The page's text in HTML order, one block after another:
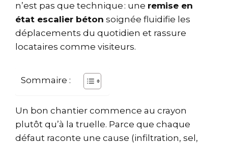
n’est pas que technique : une remise en
état escalier béton soignée fluidifie les
déplacements du quotidien et rassure
locataires comme visiteurs.
Sommaire :
Un bon chantier commence au crayon
plutôt qu’à la truelle. Parce que chaque
défaut raconte une cause (infiltration, sel,